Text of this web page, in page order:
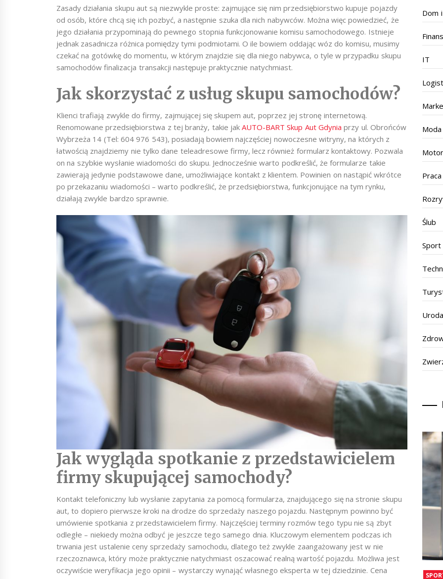
Zasady działania skupu aut są niezwykle proste: zajmujące się nim przedsiębiorstwo kupuje pojazdy
od osób, które chcą się ich pozbyć, a następnie szuka dla nich nabywców. Można więc powiedzieć, że
jego działania przypominają do pewnego stopnia funkcjonowanie komisu samochodowego. Istnieje
jednak zasadnicza różnica pomiędzy tymi podmiotami. O ile bowiem oddając wóz do komisu, musimy
czekać na gotówkę do momentu, w którym znajdzie się dla niego nabywca, o tyle w przypadku skupu
samochodów finalizacja transakcji następuje praktycznie natychmiast.
Jak skorzystać z usług skupu samochodów?
Klienci trafiają zwykle do firmy, zajmującej się skupem aut, poprzez jej stronę internetową.
Renomowane przedsiębiorstwa z tej branży, takie jakAUTO-BART Skup Aut Gdynia przy ul. Obrońców
Wybrzeża 14 (Tel: 604 976 543), posiadają bowiem najczęściej nowoczesne witryny, na których z
łatwością znajdziemy nie tylko dane teleadresowe firmy, lecz również formularz kontaktowy. Pozwala
on na szybkie wysłanie wiadomości do skupu. Jednocześnie warto podkreślić, że formularze takie
zawierają jedynie podstawowe dane, umożliwiające kontakt z klientem. Powinien on nastąpić wkrótce
po przekazaniu wiadomości – warto podkreślić, że przedsiębiorstwa, funkcjonujące na tym rynku,
działają zwykle bardzo sprawnie.
Jak wygląda spotkanie z przedstawicielem
firmy skupującej samochody?
Kontakt telefoniczny lub wysłanie zapytania za pomocą formularza, znajdującego się na stronie skupu
aut, to dopiero pierwsze kroki na drodze do sprzedaży naszego pojazdu. Następnym powinno być
umówienie spotkania z przedstawicielem firmy. Najczęściej terminy rozmów tego typu nie są zbyt
odległe – niekiedy można odbyć je jeszcze tego samego dnia. Kluczowym elementem podczas ich
trwania jest ustalenie ceny sprzedaży samochodu, dlatego też zwykle zaangażowany jest w nie
rzeczoznawca, który może praktycznie natychmiast oszacować realną wartość pojazdu. Możliwa jest
oczywiście weryfikacja jego opinii – wystarczy wynająć własnego eksperta w tej dziedzinie. Cena
Dom
IT
Moda
Praca
Ślub
Sport